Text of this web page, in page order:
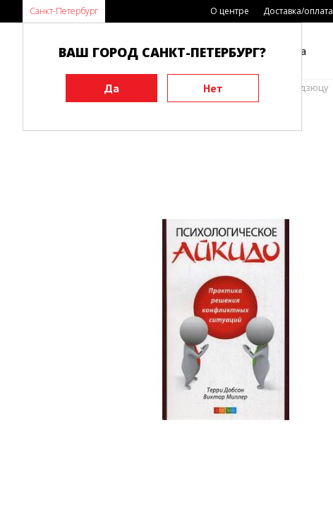
Санкт-Петербург О центре Доставка/оплата
Каталог Виды спорта
ВАШ ГОРОД САНКТ-ПЕТЕРБУРГ?
Книги Боевые искусства Айкидо, дзю-дзюцу